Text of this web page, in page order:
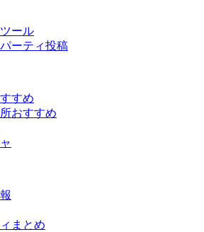
ール
ーティ投稿
すめ
おすすめ
まとめ